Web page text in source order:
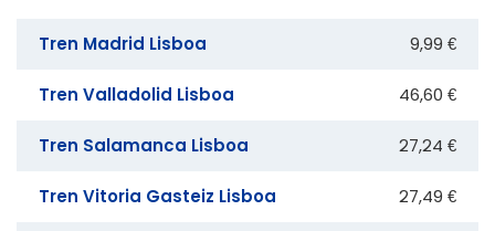
Tren Madrid Lisboa 9,99 €
Tren Valladolid Lisboa 46,60 €
Tren Salamanca Lisboa 27,24 €
Tren Vitoria Gasteiz Lisboa 27,49 €